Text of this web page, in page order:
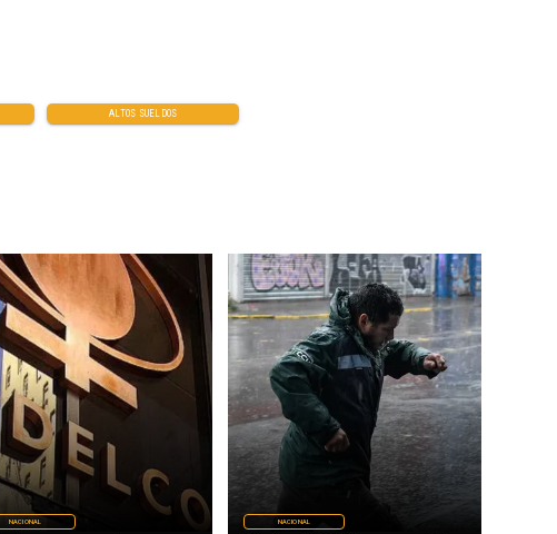
ALTOS SUELDOS
NACIONAL NACIONAL